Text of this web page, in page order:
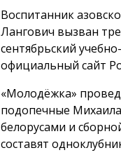
Воспитанник
Лангович вызван
сентябрьский
официальный сайт
«Молодёжка»
подопечные
белорусами и
составят